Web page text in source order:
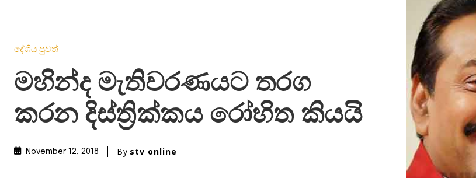
දේශීය පුවත්
මහින්ද මැතිවරණයට තරග
කරන දිස්ත්‍රික්කය රෝහිත කියයි
November 12, 2018 By stv online